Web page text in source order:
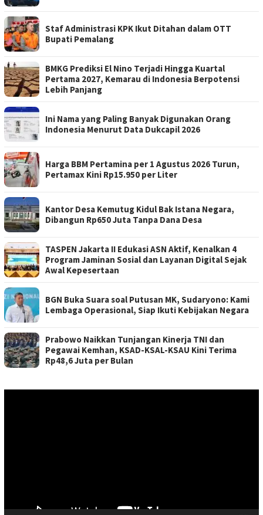
Staf Administrasi KPK Ikut Ditahan dalam OTT
Bupati Pemalang
BMKG Prediksi El Nino Terjadi Hingga Kuartal
Pertama 2027, Kemarau di Indonesia Berpotensi
Lebih Panjang
Ini Nama yang Paling Banyak Digunakan Orang
Indonesia Menurut Data Dukcapil 2026
Harga BBM Pertamina per 1 Agustus 2026 Turun,
Pertamax Kini Rp15.950 per Liter
Kantor Desa Kemutug Kidul Bak Istana Negara,
Dibangun Rp650 Juta Tanpa Dana Desa
TASPEN Jakarta II Edukasi ASN Aktif, Kenalkan 4
Program Jaminan Sosial dan Layanan Digital Sejak
Awal Kepesertaan
BGN Buka Suara soal Putusan MK, Sudaryono: Kami
Lembaga Operasional, Siap Ikuti Kebijakan Negara
Prabowo Naikkan Tunjangan Kinerja TNI dan
Pegawai Kemhan, KSAD-KSAL-KSAU Kini Terima
Rp48,6 Juta per Bulan